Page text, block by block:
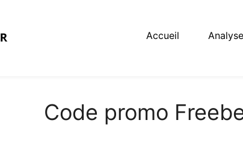
Accueil
Code promo